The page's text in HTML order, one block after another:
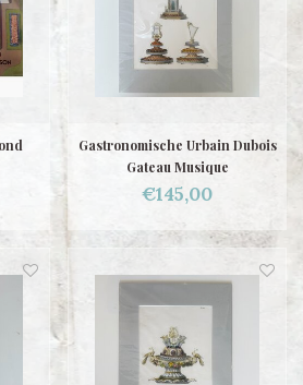
Gastronomische Urbain Dubois
Gateau Musique
€145,00